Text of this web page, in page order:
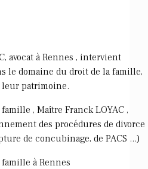
avocat à Rennes , intervient
le domaine du droit de la famille,
leur patrimoine.
, Maître Franck LOYAC ,
des procédures de divorce
de concubinage, de PACS ...)
à Rennes